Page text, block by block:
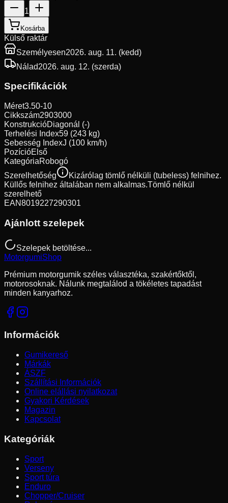
1
Kosárba
Külső raktár
Személyesen2026. aug. 11. (kedd)
Nálad2026. aug. 12. (szerda)
Specifikációk
Méret3.50-10
Cikkszám2903000
KonstrukcióDiagonál (-)
Terhelési Index59 (243 kg)
Sebesség IndexJ (100 km/h)
PozícióElső
KategóriaRobogó
Szerelhetőség
Kizárólag tömlő nélküli (tubeless) felnihez.
Küllős felnihez általában nem alkalmas.Tömlő nélkül
szerelhető
EAN8019227290301
Ajánlott szelepek
Szelepek betöltése...
MotorgumiShop
Prémium motorgumik széles választéka, szakértőktől,
motorosoknak. Nálunk megtalálod a tökéletes tapadást
minden kanyarhoz.
Információk
Gumikereső
Márkák
ÁSZF
Szállítási Információk
Online elállási nyilatkozat
Gyakori Kérdések
Magazin
Kapcsolat
Kategóriák
Sport
Verseny
Sport túra
Enduro
Chopper/Cruiser